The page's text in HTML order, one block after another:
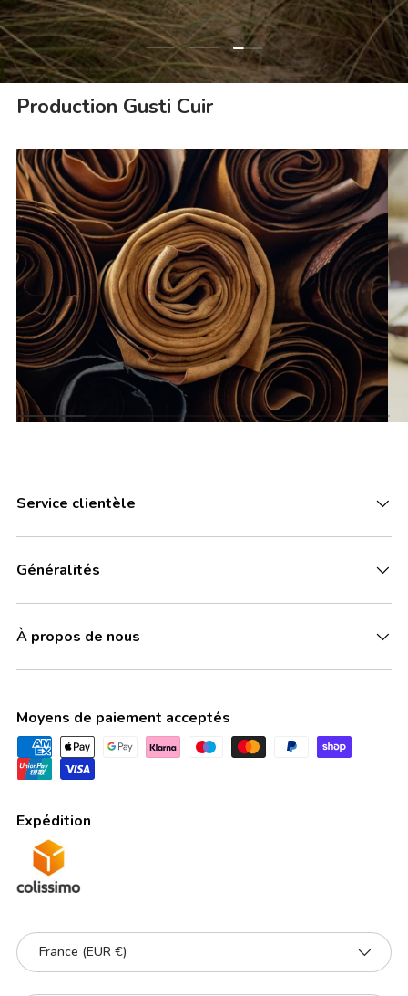
Charger la diapositive 1 de 3
Charger la diapositive 2 de 3
Charger la diapositive 3
Production Gusti Cuir
Service clientèle
Généralités
À propos de nous
Moyens de paiement acceptés
Expédition
Pays
France (EUR €)